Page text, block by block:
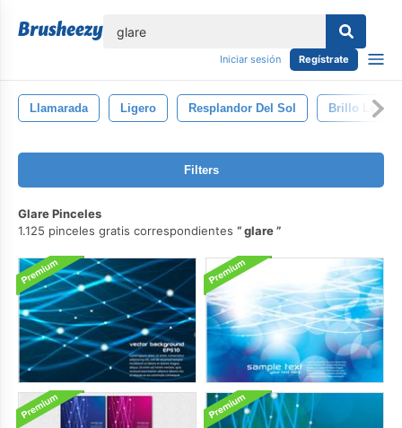
Iniciar sesión Regístrate
Llamarada Ligero Resplandor Del Sol Brillo Leve
Filters
Glare Pinceles
1.125 pinceles gratis correspondientes
glare